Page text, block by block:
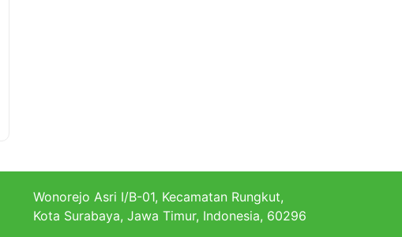
Wonorejo Asri I/B-01, Kecamatan Rungkut,
Kota Surabaya, Jawa Timur, Indonesia, 60296